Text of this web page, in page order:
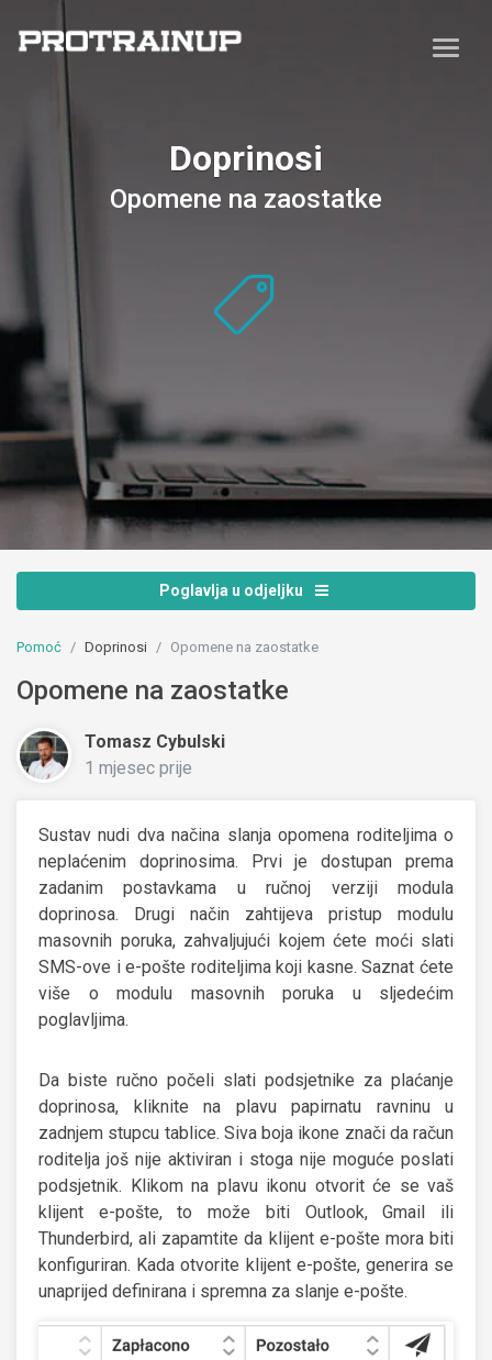
Doprinosi
Opomene na zaostatke
Poglavlja u odjeljku
Pomoć Doprinosi Opomene na zaostatke
Opomene na zaostatke
Tomasz Cybulski
1 mjesec prije
Sustav nudi dva načina slanja opomena roditeljima o
neplaćenim doprinosima. Prvi je dostupan prema
zadanim postavkama u ručnoj verziji modula
doprinosa. Drugi način zahtijeva pristup modulu
masovnih poruka, zahvaljujući kojem ćete moći slati
SMS-ove i e-pošte roditeljima koji kasne. Saznat ćete
više o modulu masovnih poruka u sljedećim
poglavljima.
Da biste ručno počeli slati podsjetnike za plaćanje
doprinosa, kliknite na plavu papirnatu ravninu u
zadnjem stupcu tablice. Siva boja ikone znači da račun
roditelja još nije aktiviran i stoga nije moguće poslati
podsjetnik. Klikom na plavu ikonu otvorit će se vaš
klijent e-pošte, to može biti Outlook, Gmail ili
Thunderbird, ali zapamtite da klijent e-pošte mora biti
konfiguriran. Kada otvorite klijent e-pošte, generira se
unaprijed definirana i spremna za slanje e-pošte.